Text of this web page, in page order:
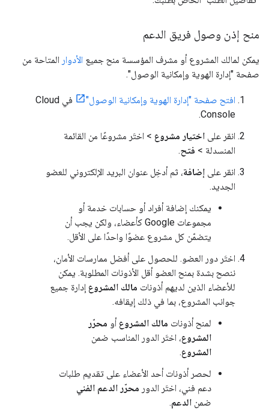
منح إذن وصول فريق الدعم
يمكن لمالك المشروع أو مشرف المؤسسة منح جميع الأدوار المتاحة من
صفحة "إدارة الهوية وإمكانية الوصول".
افتح صفحة "إدارة الهوية وإمكانية الوصول"
في Cloud
Console.
انقر على اختيار مشروع > اختَر مشروعًا من القائمة
المنسدلة > فتح.
انقر على إضافة، ثم أدخِل عنوان البريد الإلكتروني للعضو
الجديد.
يمكنك إضافة أفراد أو حسابات خدمة أو
مجموعات Google كأعضاء، ولكن يجب أن
يتضمّن كل مشروع عضوًا واحدًا على الأقل.
اختَر دور العضو. للحصول على أفضل ممارسات الأمان،
ننصح بشدة بمنح العضو أقل الأذونات المطلوبة. يمكن
للأعضاء الذين لديهم أذونات مالك المشروع إدارة جميع
جوانب المشروع، بما في ذلك إيقافه.
لمنح أذونات مالك المشروع أو محرّر
المشروع، اختَر الدور المناسب ضمن
المشروع.
لحصر أذونات أحد الأعضاء على تقديم طلبات
دعم فني، اختَر الدور محرّر الدعم الفني
ضمن الدعم.